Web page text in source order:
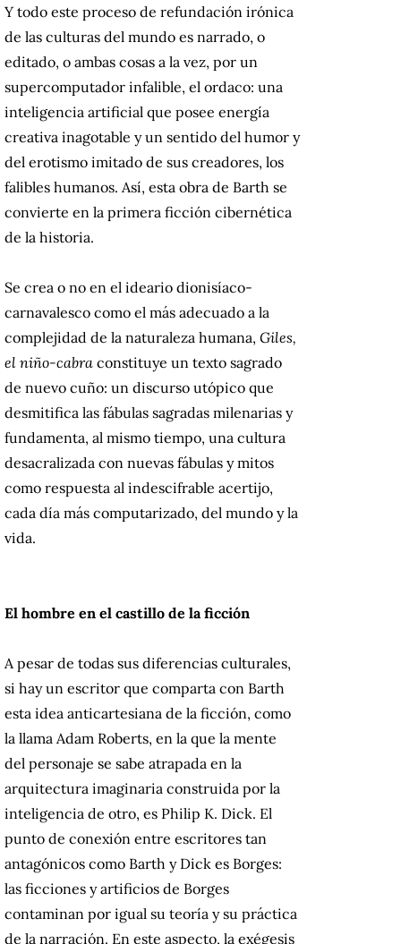
Y todo este proceso de refundación irónica
de las culturas del mundo es narrado, o
editado, o ambas cosas a la vez, por un
supercomputador infalible, el ordaco: una
inteligencia artificial que posee energía
creativa inagotable y un sentido del humor y
del erotismo imitado de sus creadores, los
falibles humanos. Así, esta obra de Barth se
convierte en la primera ficción cibernética
de la historia.
Se crea o no en el ideario dionisíaco-
carnavalesco como el más adecuado a la
complejidad de la naturaleza humana, Giles,
el niño-cabra constituye un texto sagrado
de nuevo cuño: un discurso utópico que
desmitifica las fábulas sagradas milenarias y
fundamenta, al mismo tiempo, una cultura
desacralizada con nuevas fábulas y mitos
como respuesta al indescifrable acertijo,
cada día más computarizado, del mundo y la
vida.
El hombre en el castillo de la ficción
A pesar de todas sus diferencias culturales,
si hay un escritor que comparta con Barth
esta idea anticartesiana de la ficción, como
la llama Adam Roberts, en la que la mente
del personaje se sabe atrapada en la
arquitectura imaginaria construida por la
inteligencia de otro, es Philip K. Dick. El
punto de conexión entre escritores tan
antagónicos como Barth y Dick es Borges:
las ficciones y artificios de Borges
contaminan por igual su teoría y su práctica
de la narración. En este aspecto, la exégesis